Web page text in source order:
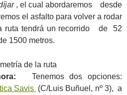
, el cual abordaremos desde
el asfalto para volver a rodar
tendrá un recorrido de 52
1500 metros.
Tenemos dos opciones:
Savis (C/Luis Buñuel, nº 3), a